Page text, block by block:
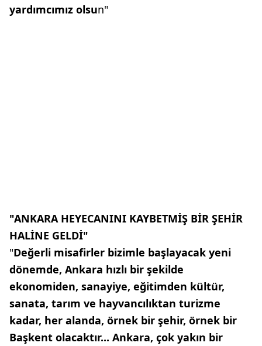
yardımcımız olsun"
"ANKARA HEYECANINI KAYBETMİŞ BİR ŞEHİR
HALİNE GELDİ"
"Değerli misafirler bizimle başlayacak yeni
dönemde, Ankara hızlı bir şekilde
ekonomiden, sanayiye, eğitimden kültür,
sanata, tarım ve hayvancılıktan turizme
kadar, her alanda, örnek bir şehir, örnek bir
Başkent olacaktır... Ankara, çok yakın bir